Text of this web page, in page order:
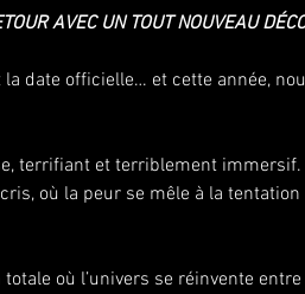
AVEC UN TOUT NOUVEAU
la date officielle… et cette année,
terrifiant et terriblement immersif.
où la peur se mêle à la
où l’univers se réinvente